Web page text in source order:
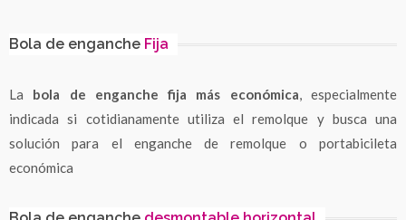
Bola de enganche Fija
La bola de enganche fija más económica, especialmente
indicada si cotidianamente utiliza el remolque y busca una
solución para el enganche de remolque o portabicileta
económica